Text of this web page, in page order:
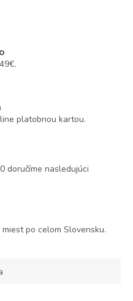
platobnou kartou.
doručíme nasledujúci
po celom Slovensku.